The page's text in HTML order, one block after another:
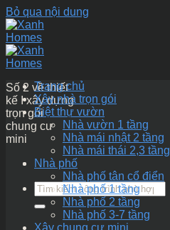
Bỏ qua nội dung
Số 2 về thiết
kế I xây dựng
trọn gói
chung cư
mini
Trang chủ
Xây nhà trọn gói
Biệt thự vườn
Nhà vườn 1 tầng
Nhà mái nhật 2 tầng
Nhà mái thái 2,3 tầng
Nhà phố
Nhà phố tân cổ điển
Nhà phố 1 tầng
Nhà phố 2 tầng
Nhà phố 3-7 tầng
Xây chung cư mini